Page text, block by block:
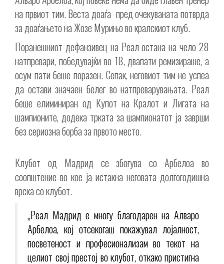
на првиот тим. Веста доаѓа пред очекуваната потврда
за доаѓањето на Жозе Мурињо во кралскиот клуб.
Поранешниот дефанзивец на Реал остана на чело 28
натпревари, победувајќи во 18, двапати ремизираше, а
осум пати беше поразен. Сепак, неговиот тим не успеа
да остави значаен белег во натпреварувањата. Реал
беше елиминиран од Купот на Кралот и Лигата на
шампионите, додека трката за шампионатот ја заврши
без сериозна борба за првото место.
Клубот од Мадрид се збогува со Арбелоа во
соопштение во кое ја истакна неговата долгогодишна
врска со клубот.
„Реал Мадрид е многу благодарен на Алваро
Арбелоа, кој отсекогаш покажувал лојалност,
посветеност и професионализам во текот на
целиот свој престој во клубот, откако пристигна